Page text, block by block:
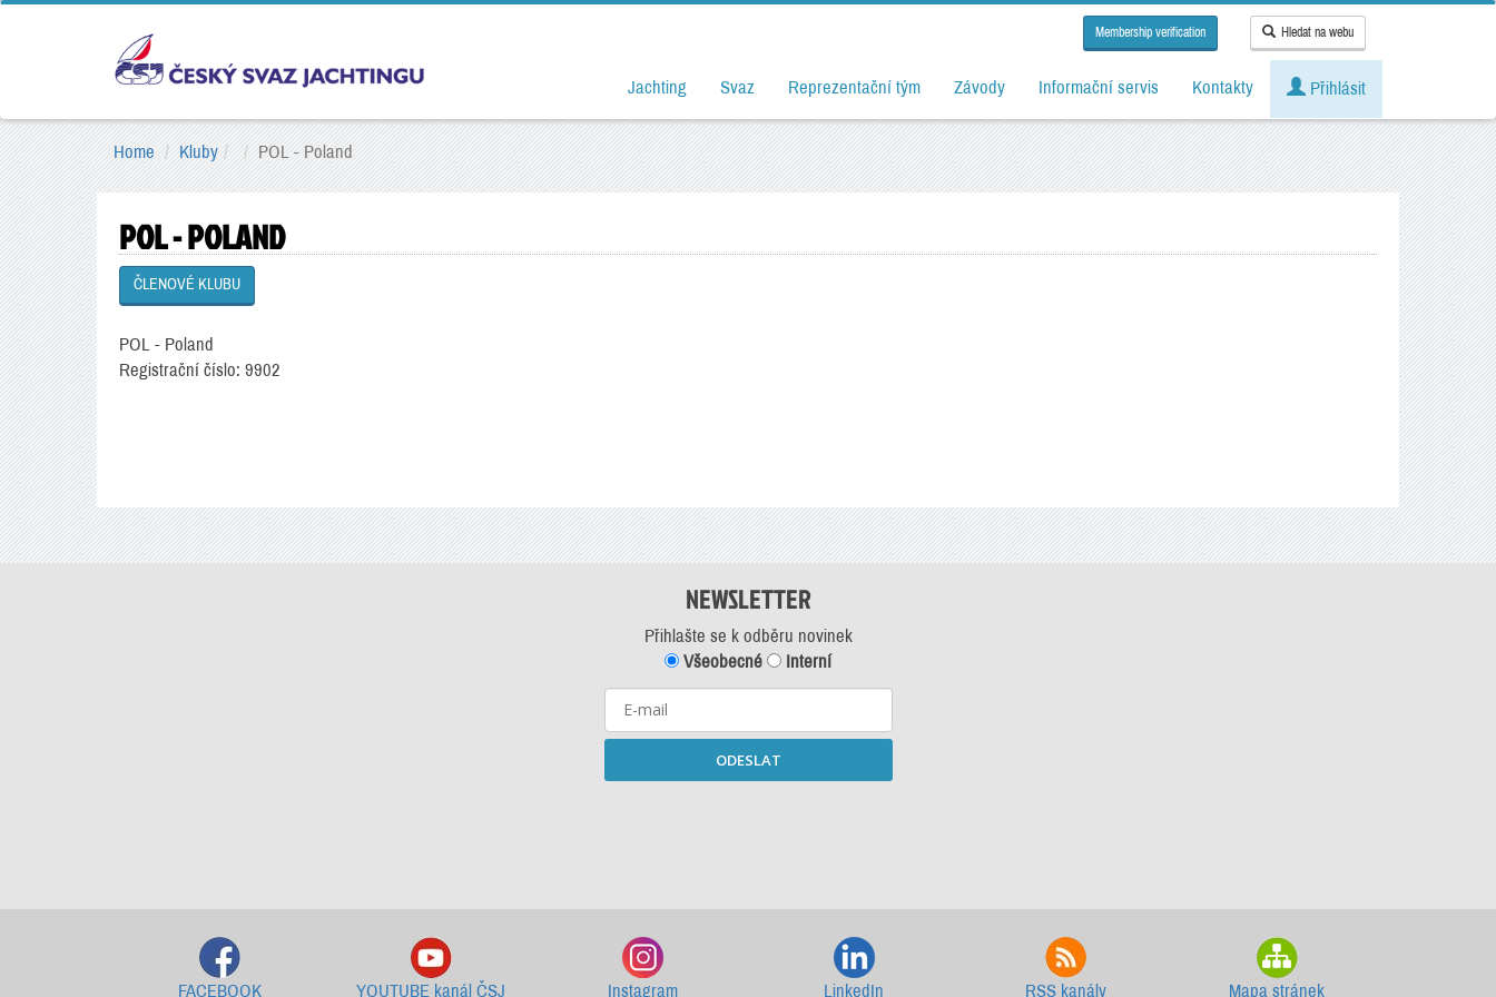
Membership verification Hledat na webu
Jachting Svaz Reprezentační tým Závody Informační servis Kontakty Přihlásit
Home Kluby POL - Poland
POL - POLAND
ČLENOVÉ KLUBU
POL - Poland
Registrační číslo: 9902
NEWSLETTER
Přihlašte se k odběru novinek
Všeobecné
Interní
ODESLAT
FACEBOOK YOUTUBE kanál ČSJ Instagram LinkedIn RSS kanály Mapa stránek